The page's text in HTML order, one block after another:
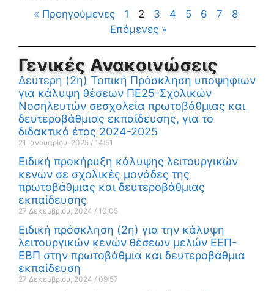
« Προηγούμενες 1 2 3 4 5 6 7
8
Επόμενες »
Γενικές Ανακοινώσεις
Δεύτερη (2η) Τοπική Πρόσκληση υποψηφίων
για κάλυψη θέσεων ΠΕ25-Σχολικών
Νοσηλευτών σεσχολεία πρωτοβάθμιας και
δευτεροβάθμιας εκπαίδευσης, για το
διδακτικό έτος 2024-2025
21 Ιανουαρίου, 2025 14:51
Ειδική προκήρυξη κάλυψης λειτουργικών
κενών σε σχολικές μονάδες της
πρωτοβάθμιας και δευτεροβάθμιας
εκπαίδευσης
27 Δεκεμβρίου, 2024 10:05
Ειδική πρόσκληση (2η) για την κάλυψη
λειτουργικών κενών θέσεων μελών ΕΕΠ-
ΕΒΠ στην πρωτοβάθμια και δευτεροβάθμια
εκπαίδευση
27 Δεκεμβρίου, 2024 09:57